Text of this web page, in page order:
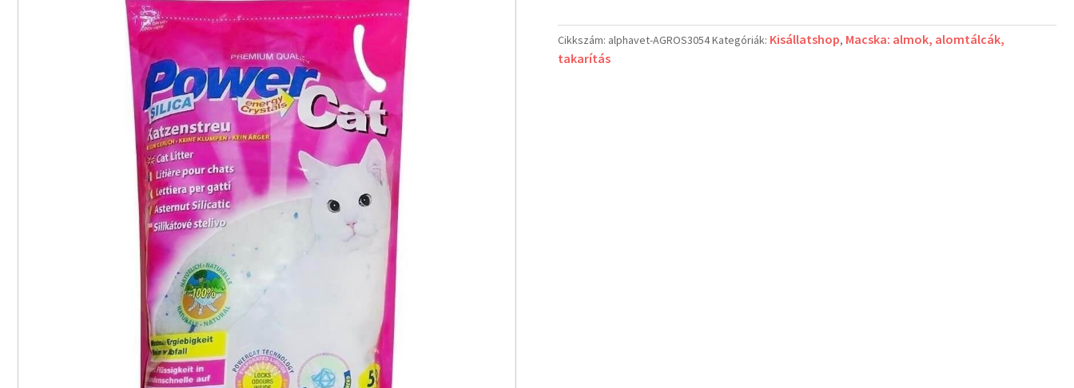
Cikkszám: alphavet-AGROS3054Kategóriák: Kisállatshop, Macska: almok, alomtálcák,
takarítás